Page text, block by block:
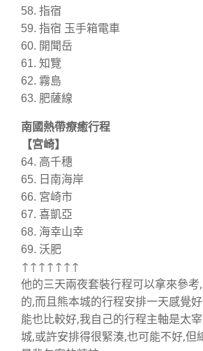
58. 指宿
59. 指宿 玉手箱電車
60. 開聞岳
61. 知覽
62. 霧島
63. 肥薩線
南國熱帶療癒行程
【宮崎】
64. 高千穗
65. 日南海岸
66. 宮崎市
67. 喜凱亞
68. 海幸山幸
69. 沃肥
↑↑↑↑↑↑↑
他的三天兩夜套裝行程可以拿來參
的,而且熊本城的行程安排一天感覺
能也比較好,我自己的行程主軸是太
城,或許安排得很緊湊,也可能不好,但